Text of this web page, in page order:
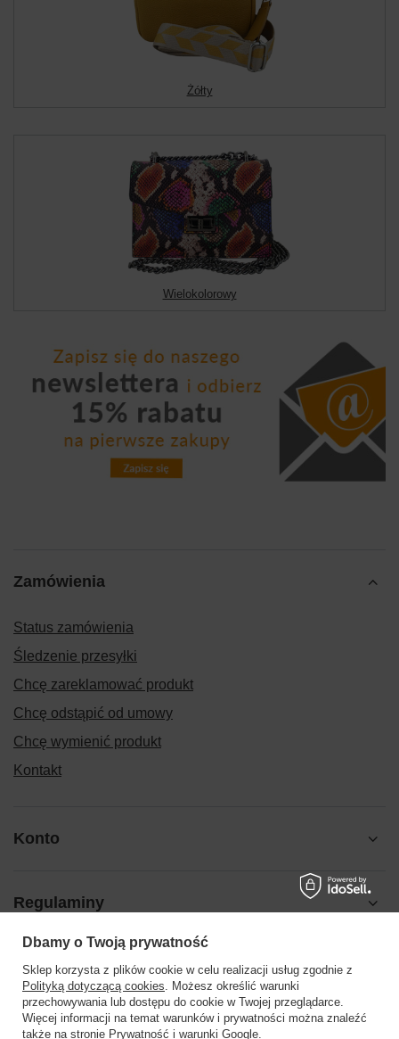
Żółty
Wielokolorowy
Zamówienia
Status zamówienia
Śledzenie przesyłki
Chcę zareklamować produkt
Chcę odstąpić od umowy
Chcę wymienić produkt
Kontakt
Konto
Regulaminy
Pomoc
Dbamy o Twoją prywatność
Sklep korzysta z plików cookie w celu realizacji usług zgodnie z
Polityką dotyczącą cookies. Możesz określić warunki
przechowywania lub dostępu do cookie w Twojej przeglądarce.
Więcej informacji na temat warunków i prywatności można znaleźć
także na stronie Prywatność i warunki Google.